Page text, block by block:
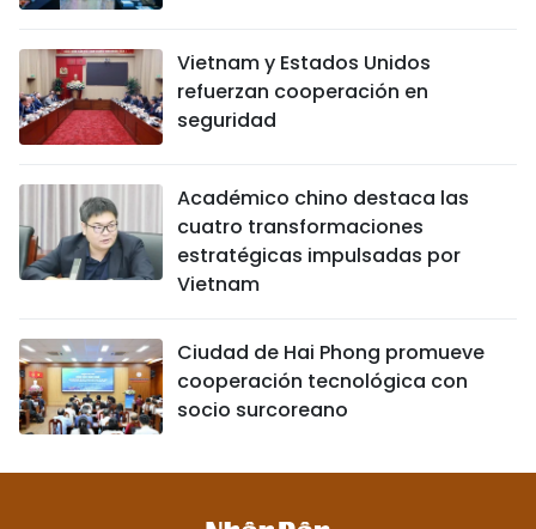
Vietnam y Estados Unidos
refuerzan cooperación en
seguridad
Académico chino destaca las
cuatro transformaciones
estratégicas impulsadas por
Vietnam
Ciudad de Hai Phong promueve
cooperación tecnológica con
socio surcoreano